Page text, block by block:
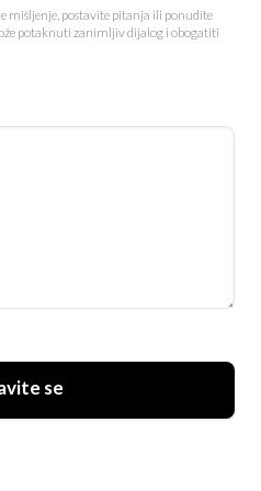
mišljenje, postavite pitanja ili ponudite
potaknuti zanimljiv dijalog i obogatiti
se